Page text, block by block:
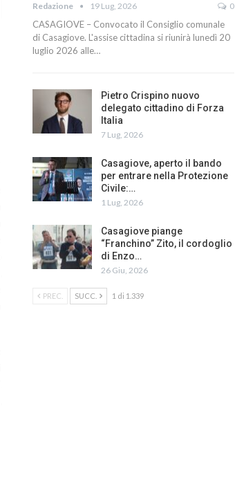
Redazione 19 Lug, 2026 0
CASAGIOVE – Convocato il Consiglio comunale
di Casagiove. L'assise cittadina si riunirà lunedì 20
luglio 2026 alle…
Pietro Crispino nuovo
delegato cittadino di Forza
Italia
7 Lug, 2026
Casagiove, aperto il bando
per entrare nella Protezione
Civile:…
1 Lug, 2026
Casagiove piange
“Franchino” Zito, il cordoglio
di Enzo…
26 Giu, 2026
PREC. SUCC. 1 di 1.339